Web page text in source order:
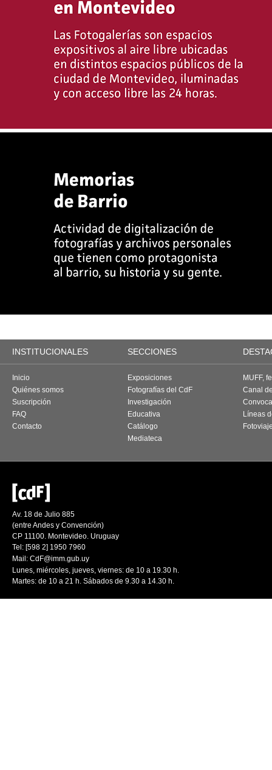
INSTITUCIONALES SECCIONES
Inicio
Quiénes somos
Suscripción
FAQ
Contacto
Exposiciones
Fotografías del CdF
Investigación
Educativa
Catálogo
Mediateca
MUFF,
Canal
Líneas
Av. 18 de Julio 885
(entre Andes y Convención)
CP 11100. Montevideo. Uruguay
Tel: [598 2] 1950 7960
Mail: CdF@imm.gub.uy
Lunes, miércoles, jueves, viernes: de 10 a 19.30 h.
Martes: de 10 a 21 h. Sábados de 9.30 a 14.30 h.